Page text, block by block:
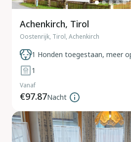
Achenkirch, Tirol
Oostenrijk, Tirol, Achenkirch
1 Honden toegestaan, meer
1
Vanaf
€97.87Nacht